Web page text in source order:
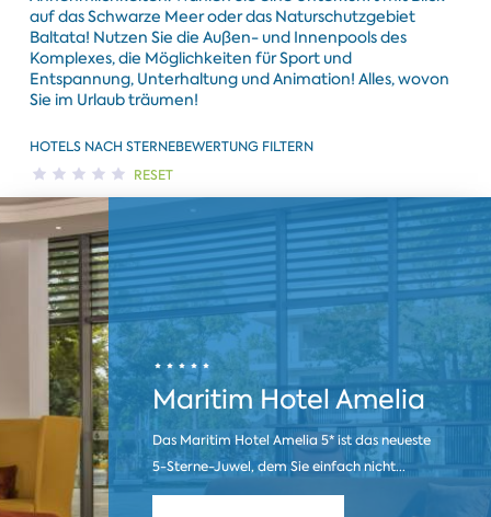
auf das Schwarze Meer oder das Naturschutzgebiet
Baltata! Nutzen Sie die Außen- und Innenpools des
Komplexes, die Möglichkeiten für Sport und
Entspannung, Unterhaltung und Animation! Alles, wovon
Sie im Urlaub träumen!
HOTELS NACH STERNEBEWERTUNG FILTERN
RESET
Maritim Hotel Amelia
Das Maritim Hotel Amelia 5* ist das neueste
5-Sterne-Juwel, dem Sie einfach nicht...